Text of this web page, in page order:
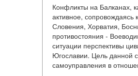
Конфликты на Балканах,
активное,
Словения, Хорватия,
противостояния -
ситуации перспективы
Югославии. Цель данной
самоуправления в